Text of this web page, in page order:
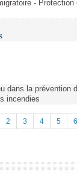
-
dans la prévention
incendies
2 3 4 5 6